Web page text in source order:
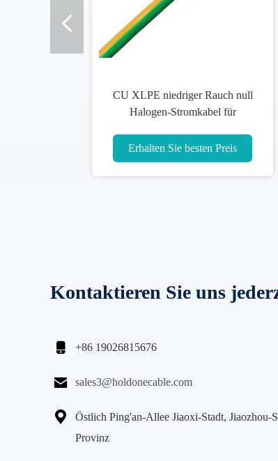
CU XLPE niedriger Rauch null
Halogen-Stromkabel für
Erhalten Sie besten Preis
Kontaktieren Sie uns
 +86 19026815676
 sales3@holdonecable.com

Östlich Ping'an-Allee Jiaoxi-Stadt, Jiaozhou-
Provinz